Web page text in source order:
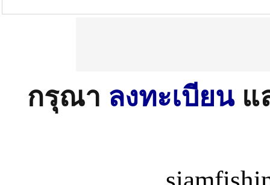
กรุณา ลงทะเบียนแ